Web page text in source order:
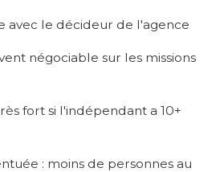
avec le décideur de l'agence
négociable sur les missions
fort si l'indépendant a 10+
: moins de personnes au